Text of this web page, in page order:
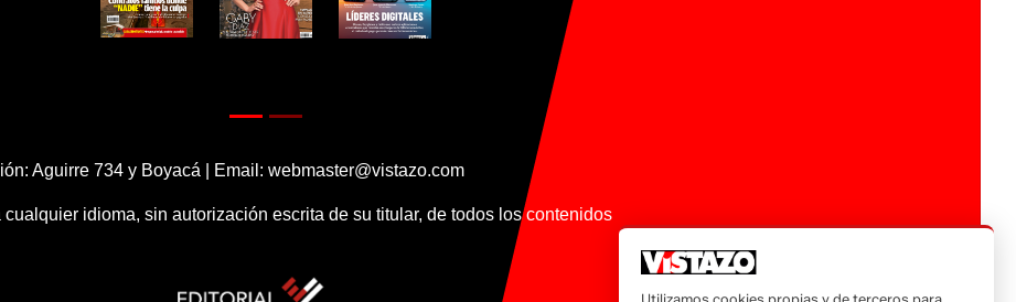
Aguirre 734 y Boyacá | Email: webmaster@vistazo.com
idioma, sin autorización escrita de su titular, de todos los contenidos